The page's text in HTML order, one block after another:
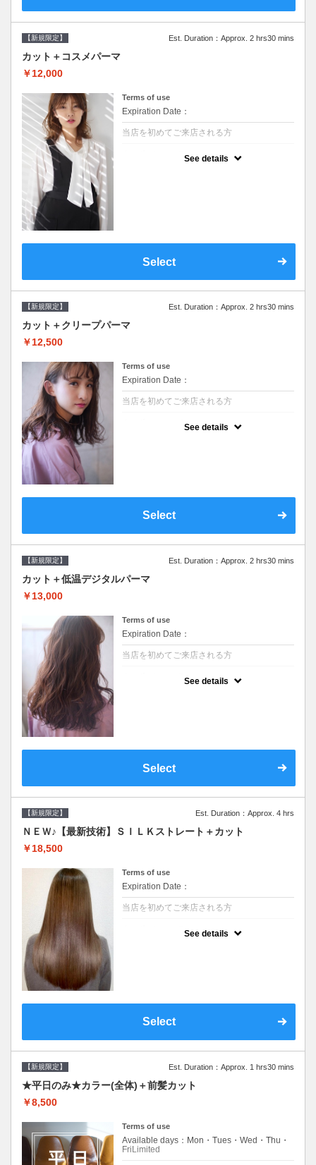
【新規限定】 Est. Duration：Approx. 2 hrs30 mins
カット＋コスメパーマ
￥12,000
Terms of use
Expiration Date：
当店を初めてご来店される方
See details
Select
【新規限定】 Est. Duration：Approx. 2 hrs30 mins
カット＋クリープパーマ
￥12,500
Terms of use
Expiration Date：
当店を初めてご来店される方
See details
Select
【新規限定】 Est. Duration：Approx. 2 hrs30 mins
カット＋低温デジタルパーマ
￥13,000
Terms of use
Expiration Date：
当店を初めてご来店される方
See details
Select
【新規限定】 Est. Duration：Approx. 4 hrs
ＮＥＷ♪【最新技術】ＳＩＬＫストレート＋カット
￥18,500
Terms of use
Expiration Date：
当店を初めてご来店される方
See details
Select
【新規限定】 Est. Duration：Approx. 1 hrs30 mins
★平日のみ★カラー(全体)＋前髪カット
￥8,500
Terms of use
Available days：Mon・Tues・Wed・Thu・
FriLimited